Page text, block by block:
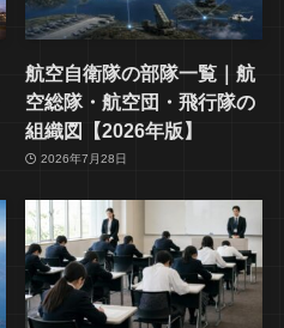
航空自衛隊の部隊一覧｜航
空総隊・航空団・飛行隊の
組織図【2026年版】
2026年7月28日